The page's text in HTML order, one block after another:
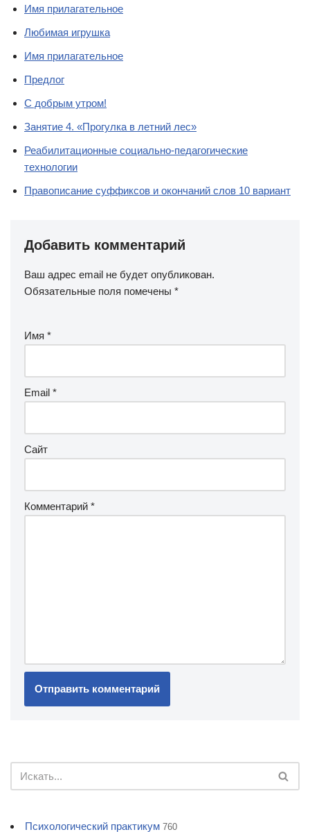
Имя прилагательное
Любимая игрушка
Имя прилагательное
Предлог
С добрым утром!
Занятие 4. «Прогулка в летний лес»
Реабилитационные социально-педагогические
технологии
Правописание суффиксов и окончаний слов 10 вариант
Добавить комментарий
Ваш адрес email не будет опубликован.
Обязательные поля помечены *
Имя *
Email *
Сайт
Комментарий *
Психологический практикум 760